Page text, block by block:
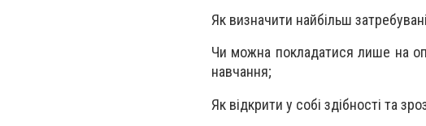
Як визначити найбільш
Чи можна покладатися лише на
навчання;
Як відкрити у собі здібності та